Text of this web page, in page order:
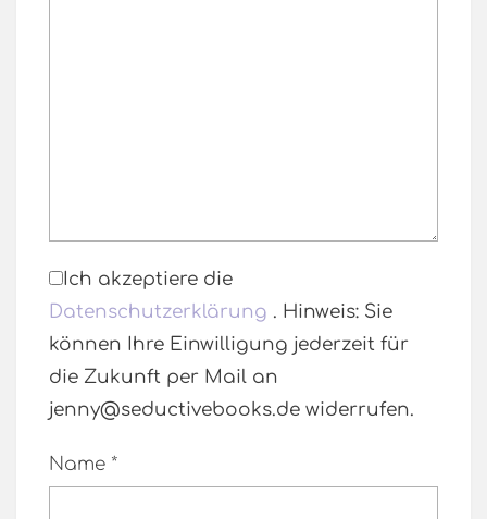
Ich akzeptiere die
Datenschutzerklärung . Hinweis: Sie
können Ihre Einwilligung jederzeit für
die Zukunft per Mail an
jenny@seductivebooks.de widerrufen.
Name *